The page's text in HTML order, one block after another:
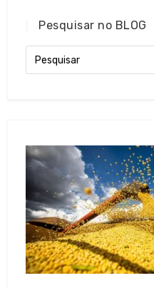
Pesquisar no BLOG